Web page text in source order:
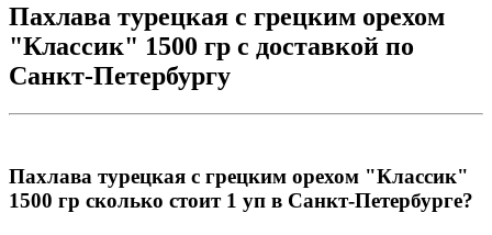
Пахлава турецкая с грецким орехом
"Классик" 1500 гр с доставкой по
Санкт-Петербургу
Пахлава турецкая с грецким орехом "Классик"
1500 гр сколько стоит 1 уп в Санкт-Петербурге?